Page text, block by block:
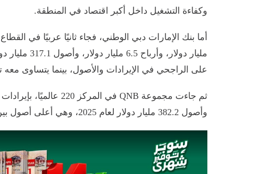
وكفاءة التشغيل داخل أكبر اقتصاد في المنطقة.
على الراجحي في الإيرادات والأصول، بينما يتساوى معه
وأصول 382.2 مليار دولار لعام 2025، وهي أعلى أصول بين البنوك العربية الثلاثة الأولى.